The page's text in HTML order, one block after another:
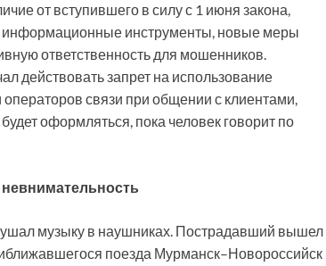
от вступившего в силу с 1 июня закона,
информационные инструменты, новые меры
ответственность для мошенников.
действовать запрет на использование
связи при общении с клиентами,
оформляться, пока человек говорит по
музыку в наушниках. Пострадавший вышел
поезда Мурманск–Новороссийск